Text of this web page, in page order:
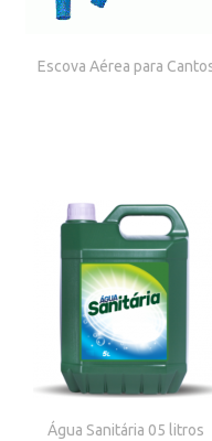
Escova Aérea para
Água Sanitária 05 litros